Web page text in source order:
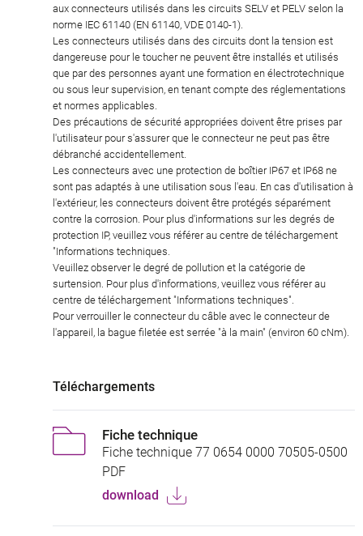
aux connecteurs utilisés dans les circuits SELV et PELV selon la
norme IEC 61140 (EN 61140, VDE 0140-1).
Les connecteurs utilisés dans des circuits dont la tension est
dangereuse pour le toucher ne peuvent être installés et utilisés
que par des personnes ayant une formation en électrotechnique
ou sous leur supervision, en tenant compte des réglementations
et normes applicables.
Des précautions de sécurité appropriées doivent être prises par
l'utilisateur pour s'assurer que le connecteur ne peut pas être
débranché accidentellement.
Les connecteurs avec une protection de boîtier IP67 et IP68 ne
sont pas adaptés à une utilisation sous l'eau. En cas d'utilisation à
l'extérieur, les connecteurs doivent être protégés séparément
contre la corrosion. Pour plus d'informations sur les degrés de
protection IP, veuillez vous référer au centre de téléchargement
"Informations techniques.
Veuillez observer le degré de pollution et la catégorie de
surtension. Pour plus d'informations, veuillez vous référer au
centre de téléchargement "Informations techniques".
Pour verrouiller le connecteur du câble avec le connecteur de
l'appareil, la bague filetée est serrée "à la main" (environ 60 cNm).
Téléchargements
Fiche technique
Fiche technique 77 0654 0000 70505-0500
PDF
download